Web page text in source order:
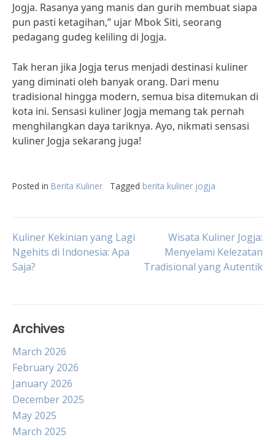
Jogja. Rasanya yang manis dan gurih membuat siapa
pun pasti ketagihan,” ujar Mbok Siti, seorang
pedagang gudeg keliling di Jogja.
Tak heran jika Jogja terus menjadi destinasi kuliner
yang diminati oleh banyak orang. Dari menu
tradisional hingga modern, semua bisa ditemukan di
kota ini. Sensasi kuliner Jogja memang tak pernah
menghilangkan daya tariknya. Ayo, nikmati sensasi
kuliner Jogja sekarang juga!
Posted in Berita Kuliner Tagged berita kuliner jogja
Post
navigation
Kuliner Kekinian yang Lagi
Ngehits di Indonesia: Apa
Saja?
Wisata Kuliner Jogja:
Menyelami Kelezatan
Tradisional yang Autentik
Archives
March 2026
February 2026
January 2026
December 2025
May 2025
March 2025